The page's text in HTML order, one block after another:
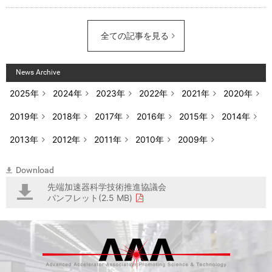
全ての記事を見る
News Archive
2025年 2024年 2023年 2022年 2021年 2020年
2019年 2018年 2017年 2016年 2015年 2014年
2013年 2012年 2011年 2010年 2009年
Download
先端加速器科学技術推進協議会
パンフレット(2.5 MB)